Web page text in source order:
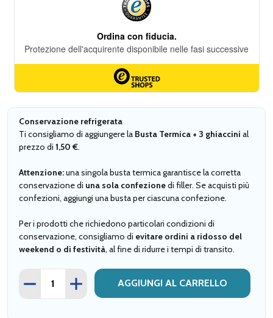
Conservazione refrigerata
Ti consigliamo di aggiungere la Busta Termica + 3 ghiaccini al
prezzo di 1,50 €.
Attenzione:una singola busta termica garantisce la corretta
conservazione di una sola confezionedi filler. Se acquisti più
confezioni, aggiungi una busta per ciascuna confezione.
Per i prodotti che richiedono particolari condizioni di
conservazione, consigliamo di evitare ordini a ridosso del
weekend o di festività, al fine di ridurre i tempi di transito.
Quantità
DIMINUISCI QUANTITÀ BUSTA TERMICA
AUMENTA QUANTITÀ BUSTA TERMICA
AGGIUNGI AL CARRELLO